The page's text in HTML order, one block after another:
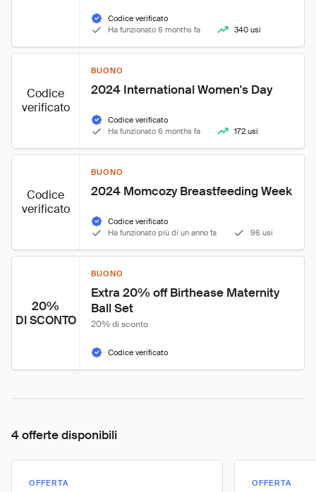
Codice verificato
Ha funzionato 6 months fa
340 usi
Codice
verificato
BUONO
2024 International Women's Day
Codice verificato
Ha funzionato 6 months fa
172 usi
Codice
verificato
BUONO
2024 Momcozy Breastfeeding Week
Codice verificato
Ha funzionato più di un anno fa
96 usi
20%
DI SCONTO
BUONO
Extra 20% off Birthease Maternity
Ball Set
20% di sconto
Codice verificato
4 offerte disponibili
OFFERTA OFFERTA